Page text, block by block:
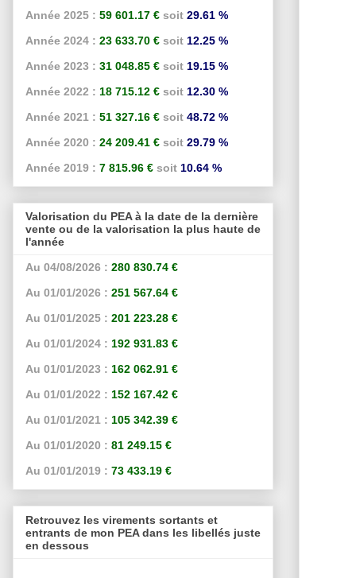
Année 2025 : 59 601.17 € soit 29.61 %
Année 2024 : 23 633.70 € soit 12.25 %
Année 2023 : 31 048.85 € soit 19.15 %
Année 2022 : 18 715.12 € soit 12.30 %
Année 2021 : 51 327.16 € soit 48.72 %
Année 2020 : 24 209.41 € soit 29.79 %
Année 2019 : 7 815.96 € soit 10.64 %
Valorisation du PEA à la date de la dernière
vente ou de la valorisation la plus haute de
l'année
Au 04/08/2026 : 280 830.74 €
Au 01/01/2026 : 251 567.64 €
Au 01/01/2025 : 201 223.28 €
Au 01/01/2024 : 192 931.83 €
Au 01/01/2023 : 162 062.91 €
Au 01/01/2022 : 152 167.42 €
Au 01/01/2021 : 105 342.39 €
Au 01/01/2020 : 81 249.15 €
Au 01/01/2019 : 73 433.19 €
Retrouvez les virements sortants et
entrants de mon PEA dans les libellés juste
en dessous